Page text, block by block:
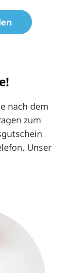
nach dem
zum
Unser